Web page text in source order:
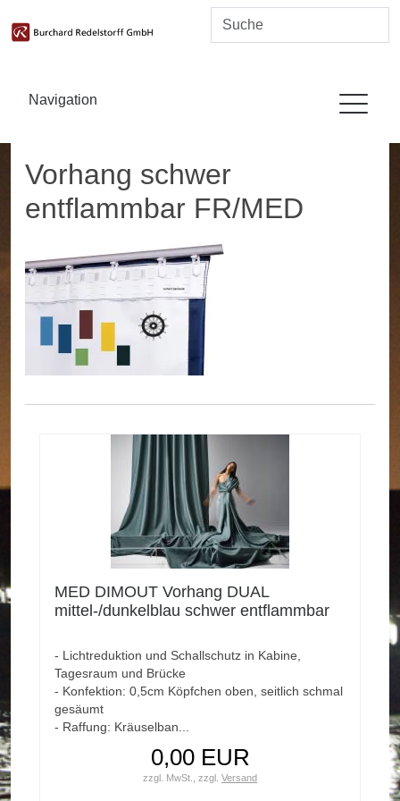
Navigation
Vorhang schwer
entflammbar FR/MED
MED DIMOUT Vorhang DUAL
mittel-/dunkelblau schwer entflammbar
- Lichtreduktion und Schallschutz in Kabine,
Tagesraum und Brücke
- Konfektion: 0,5cm Köpfchen oben, seitlich schmal
gesäumt
- Raffung: Kräuselban...
0,00 EUR
zzgl. MwSt., zzgl. Versand